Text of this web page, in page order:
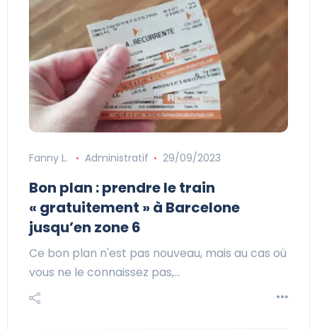
Fanny L. Administratif 29/09/2023
Bon plan : prendre le train
« gratuitement » à Barcelone
jusqu’en zone 6
Ce bon plan n'est pas nouveau, mais au cas où
vous ne le connaissez pas,…